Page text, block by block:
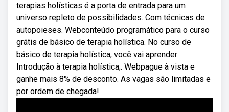
terapias holísticas é a porta de entrada para um
universo repleto de possibilidades. Com técnicas de
autopoieses. Webconteúdo programático para o curso
grátis de básico de terapia holística. No curso de
básico de terapia holística, você vai aprender:
Introdução à terapia holística;. Webpague à vista e
ganhe mais 8% de desconto. As vagas são limitadas e
por ordem de chegada!